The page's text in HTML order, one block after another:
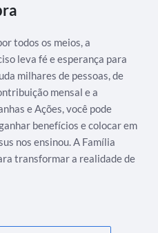
todos os meios, a
leva fé e esperança para
milhares de pessoas, de
mensal e a
e Ações, você pode
benefícios e colocar em
nos ensinou. A Família
transformar a realidade de